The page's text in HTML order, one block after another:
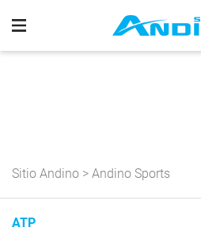
Sitio Andino > Andino Sports
ATP